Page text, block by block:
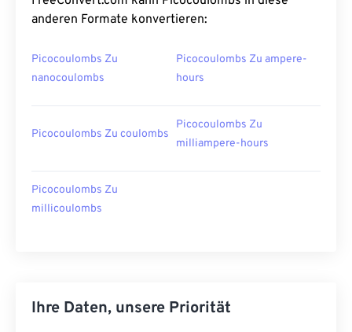
anderen Formate konvertieren:
Picocoulombs Zu
nanocoulombs
Picocoulombs Zu ampere-
hours
Picocoulombs Zu coulombs
Picocoulombs Zu
milliampere-hours
Picocoulombs Zu
millicoulombs
Ihre Daten, unsere Priorität